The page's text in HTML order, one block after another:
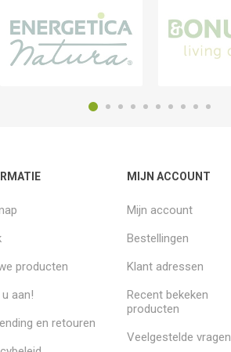
producten
aan!
en retouren
MIJN ACCOUNT
Mijn account
Bestellingen
Klant adressen
Recent bekeken
producten
Veelgestelde vragen